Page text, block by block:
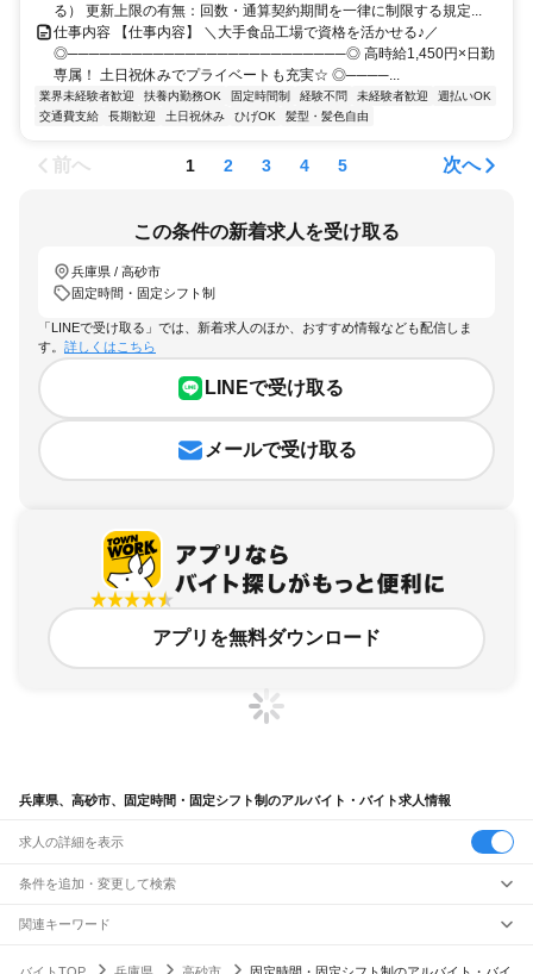
る） 更新上限の有無：回数・通算契約期間を一律に制限する規定...
仕事内容 【仕事内容】 ＼大手食品工場で資格を活かせる♪／
◎──────────────────────────◎ 高時給1,450円×日勤
専属！ 土日祝休みでプライベートも充実☆ ◎────...
業界未経験者歓迎 扶養内勤務OK 固定時間制 経験不問 未経験者歓迎
週払いOK
交通費支給
長期歓迎 土日祝休み ひげOK 髪型・髪色自由
前へ 1 2 3 4 5 次へ
この条件の新着求人を受け取る
兵庫県 / 高砂市
固定時間・固定シフト制
「LINEで受け取る」では、新着求人のほか、おすすめ情報なども配信しま
す。 詳しくはこちら
LINEで受け取る
メールで受け取る
アプリを無料ダウンロード
兵庫県、高砂市、固定時間・固定シフト制のアルバイト・バイト求人情報
求人の詳細を表示
条件を追加・変更して検索
市区町村を追加・変更
駅を追加・変更
関連キーワード
バイトTOP 兵庫県 高砂市 固定時間・固定シフト制のアルバイト・バイ